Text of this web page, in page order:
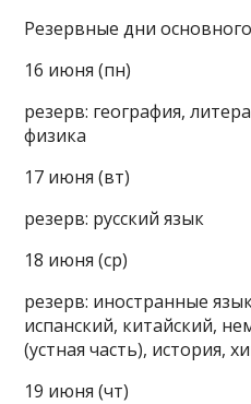
Резервные дни
16 июня (пн)
резерв: география,
физика
17 июня (вт)
резерв: русский язык
18 июня (ср)
резерв: иностранные
испанский, китайский,
(устная часть), история,
19 июня (чт)